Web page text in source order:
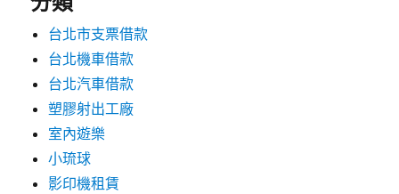
台北市支票借款
台北機車借款
台北汽車借款
塑膠射出工廠
室內遊樂
小琉球
影印機租賃